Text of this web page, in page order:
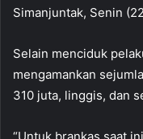
Simanjuntak, Senin
Selain menciduk
mengamankan
310 juta, linggis, dan